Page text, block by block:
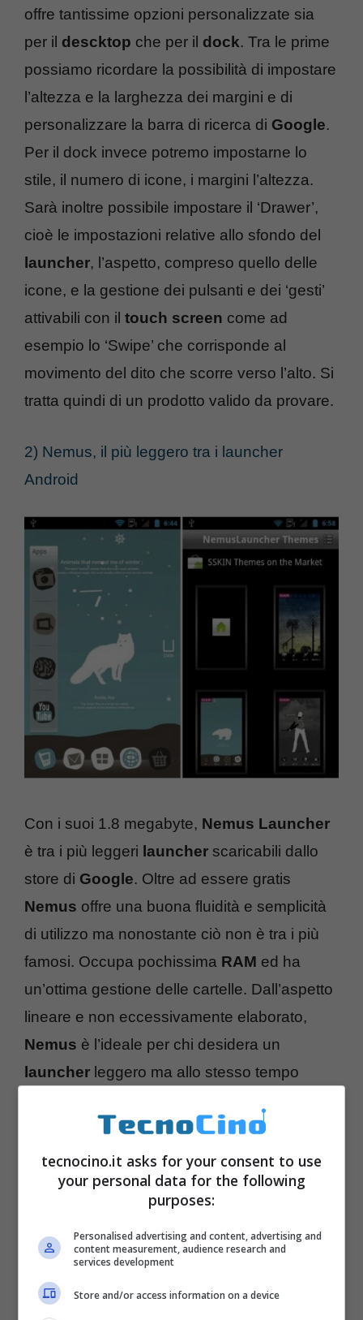
offre tantissime opzioni personalizzate sia
per il descktop che per il dock. Tra le prime
possiamo ricordare la possibilità di impostare
l’altezza e la larghezza dei margini e di
personalizzare la barra di ricerca di Google.
Per il dock invece potremo impostarne lo
stile, il numero di icone, i margini l’altezza.
Sarà inoltre possibile impostare il ‘Drawer’,
cioè le impostazioni relative allo sfondo del
launcher, l’aspetto, compreso quello delle
icone, e la gestione dei pulsanti e dei ‘gesti’
attivabili con il touch screen come ad
esempio lo ‘Swipe’ che corrisponde al
movimento del dito che scorre verso l’alto. Si
tratta quindi di un prodotto valido da provare.
2) Nemus, il più leggero tra i launcher
Android
Con i suoi 1.8 megabyte, Nemus Launcher
è tra i più leggeri launcher scaricabili dallo
store di Google. Oltre ad essere gratis
Nemus offre una buona fluidità e semplicità
di utilizzo ma nonostante ciò non è tra i più
famosi. Occupa pochissima RAM ed ha
un’ottima gestione delle cartelle. Dall’aspetto
lineare e non eccessivamente elaborato,
Nemus è l’ideale per chi desidera un
launcher leggero ma allo stesso tempo
è consigliabile ridurre al minimo
indispensabile iwidgete le pagine della
schermata.
tecnocino.it asks for your consent to use
your personal data for the following
purposes:
Personalised advertising and content, advertising and
content measurement, audience research and
services development
Store and/or access information on a device